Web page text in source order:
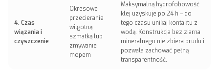
4. Czas
wiązania i
czyszczenie
Okresowe
przecieranie
wilgotną
szmatką lub
zmywanie
mopem
Maksymalną hydrofobowość
klej uzyskuje po 24 h – do
tego czasu unikaj kontaktu z
wodą. Konstrukcja bez ziarna
mineralnego nie zbiera brudu i
pozwala zachować pełną
transparentność.